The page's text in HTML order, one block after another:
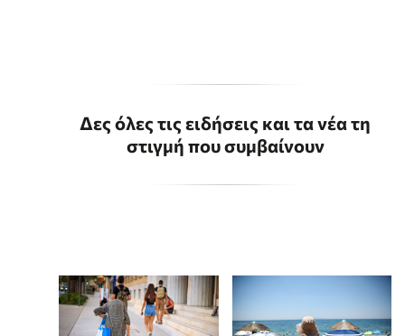
Δες όλες τις ειδήσεις και τα νέα τη
στιγμή που συμβαίνουν